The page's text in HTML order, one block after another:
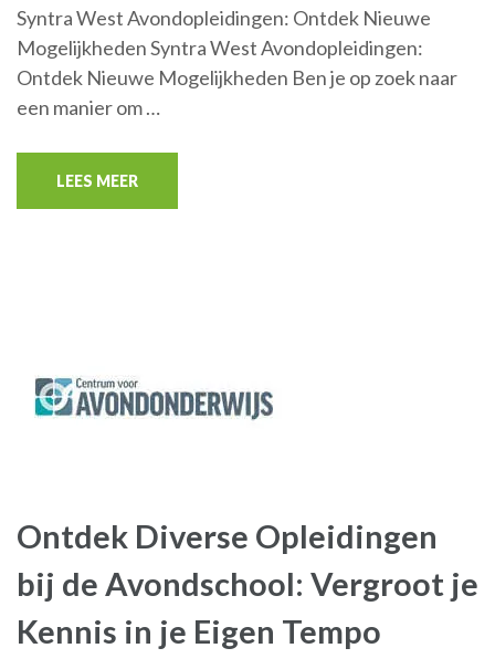
Syntra West Avondopleidingen: Ontdek Nieuwe
Mogelijkheden Syntra West Avondopleidingen:
Ontdek Nieuwe Mogelijkheden Ben je op zoek naar
een manier om …
LEES MEER
Ontdek Diverse Opleidingen
bij de Avondschool: Vergroot je
Kennis in je Eigen Tempo